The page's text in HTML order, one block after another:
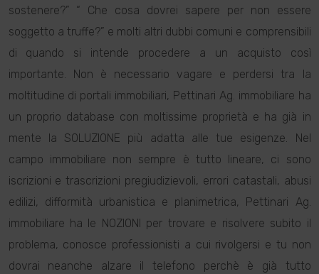
sostenere?” “ Che cosa dovrei sapere per non essere
soggetto a truffe?” e molti altri dubbi comuni e comprensibili
di quando si intende procedere a un acquisto così
importante. Non è necessario vagare e perdersi tra la
moltitudine di portali immobiliari, Pettinari Ag. immobiliare ha
un proprio database con moltissime proprietà e ha già in
mente la SOLUZIONE più adatta alle tue esigenze. Nel
campo immobiliare non sempre è tutto lineare, ci sono
iscrizioni e trascrizioni pregiudizievoli, errori catastali, abusi
edilizi, difformità urbanistica e planimetrica, Pettinari Ag.
immobiliare ha le NOZIONI per trovare e risolvere subito il
problema, conosce professionisti a cui rivolgersi e tu non
dovrai neanche alzare il telefono perchè è già tutto